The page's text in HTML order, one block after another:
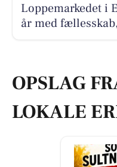
Loppemarkedet i
år med
OPSLAG
LOKALE